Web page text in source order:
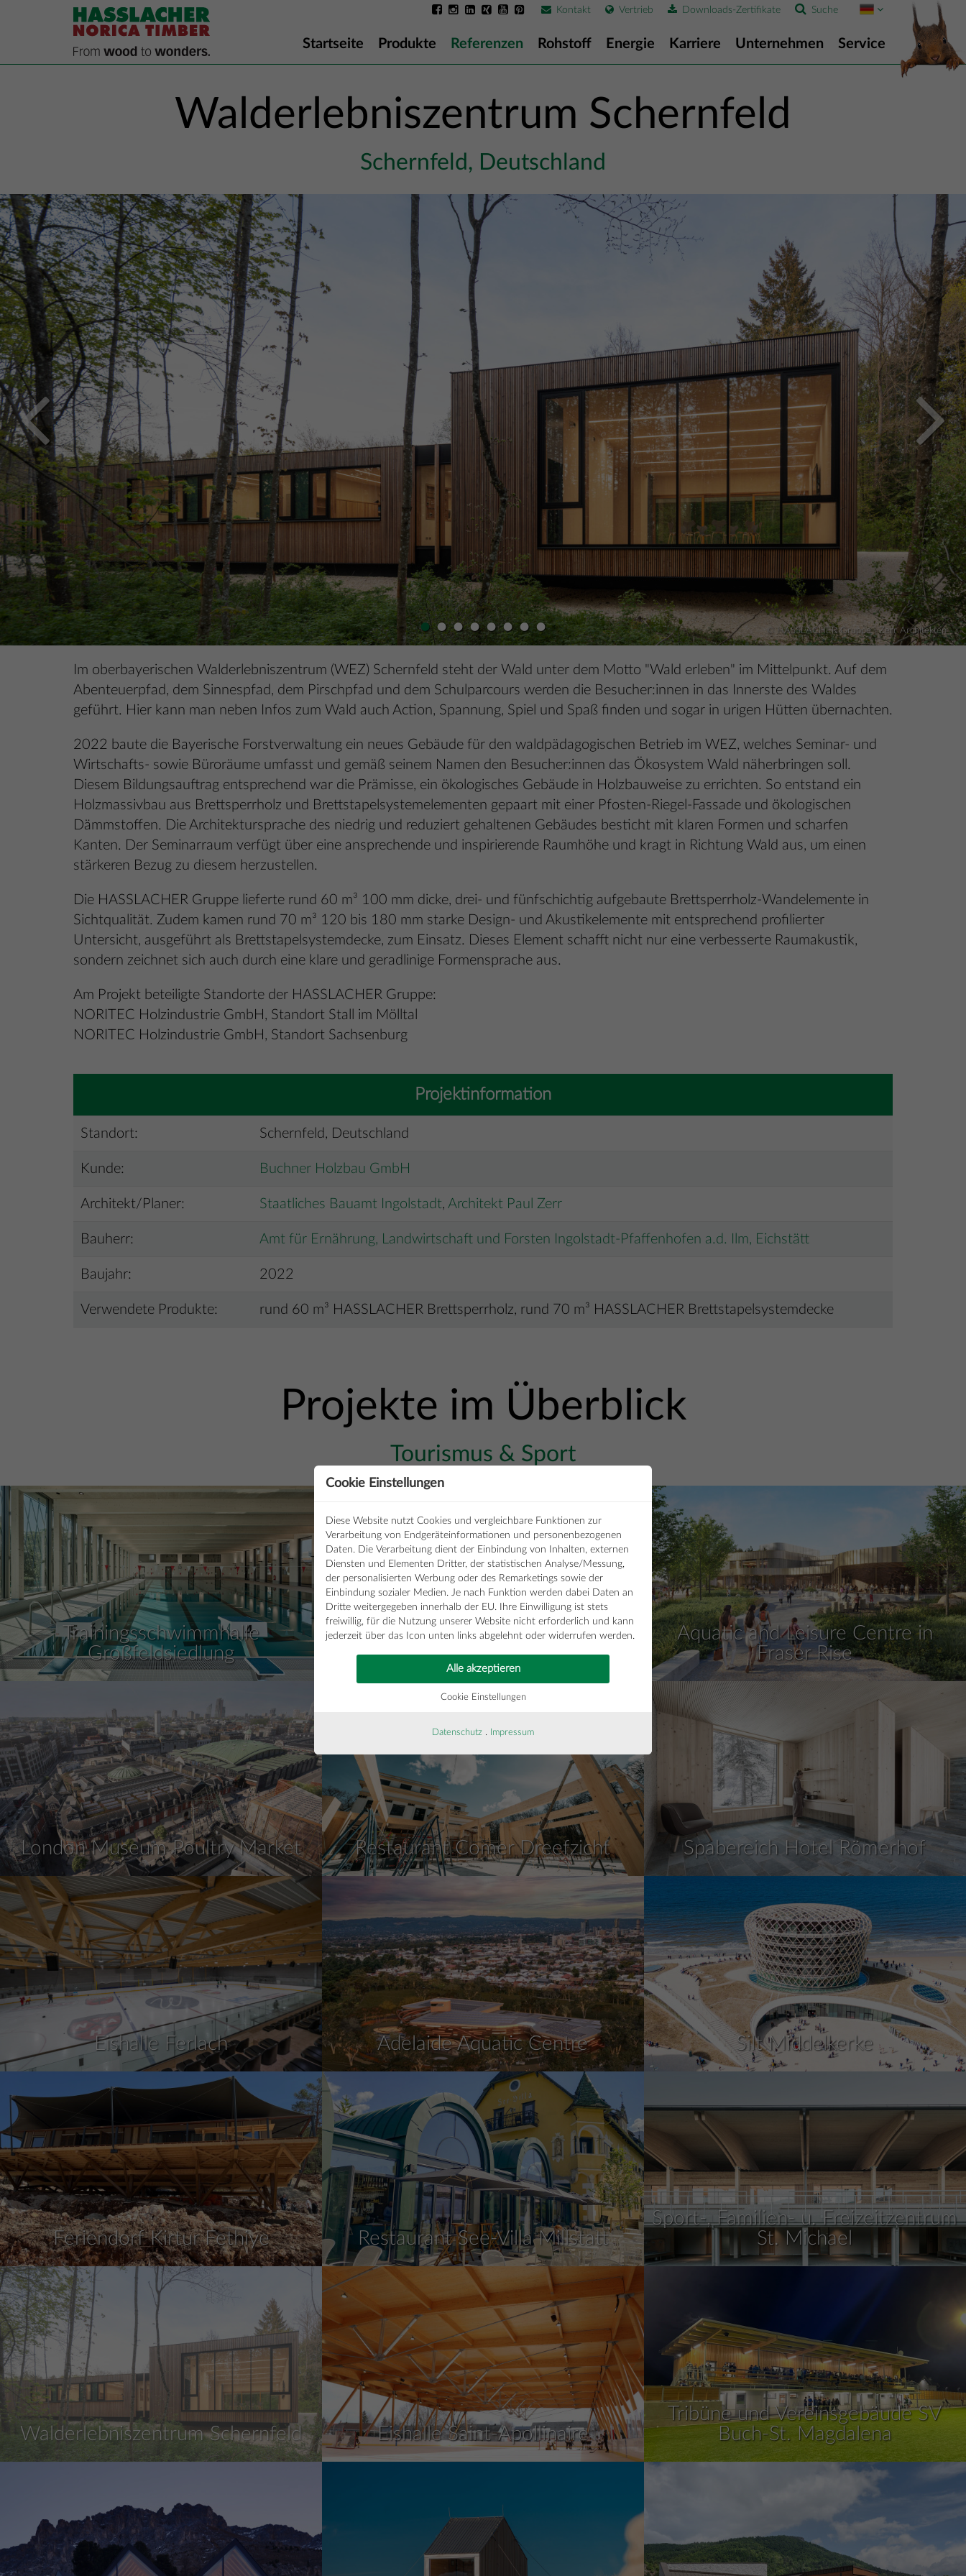
Startseite Produkte Referenzen Rohstoff Energie Karriere Unternehmen Service
Suche
Downloads-Zertifikate
Vertrieb
Kontakt
Walderlebniszentrum Schernfeld
Schernfeld, Deutschland
•••••••• © HASSLACHER Gruppe | Zerr Architekten
Im oberbayerischen Walderlebniszentrum (WEZ) Schernfeld steht der Wald unter dem Motto "Wald erleben" im Mittelpunkt. Auf dem
Abenteuerpfad, dem Sinnespfad, dem Pirschpfad und dem Schulparcours werden die Besucher:innen in das Innerste des Waldes
geführt. Hier kann man neben Infos zum Wald auch Action, Spannung, Spiel und Spaß finden und sogar in urigen Hütten übernachten.
2022 baute die Bayerische Forstverwaltung ein neues Gebäude für den waldpädagogischen Betrieb im WEZ, welches Seminar- und
Wirtschafts- sowie Büroräume umfasst und gemäß seinem Namen den Besucher:innen das Ökosystem Wald näherbringen soll.
Diesem Bildungsauftrag entsprechend war die Prämisse, ein ökologisches Gebäude in Holzbauweise zu errichten. So entstand ein
Holzmassivbau aus Brettsperrholz und Brettstapelsystemelementen gepaart mit einer Pfosten-Riegel-Fassade und ökologischen
Dämmstoffen. Die Architektursprache des niedrig und reduziert gehaltenen Gebäudes besticht mit klaren Formen und scharfen
Kanten. Der Seminarraum verfügt über eine ansprechende und inspirierende Raumhöhe und kragt in Richtung Wald aus, um einen
stärkeren Bezug zu diesem herzustellen.
Die HASSLACHER Gruppe lieferte rund 60 m³ 100 mm dicke, drei- und fünfschichtig aufgebaute Brettsperrholz-Wandelemente in
Sichtqualität. Zudem kamen rund 70 m³ 120 bis 180 mm starke Design- und Akustikelemente mit entsprechend profilierter
Untersicht, ausgeführt als Brettstapelsystemdecke, zum Einsatz. Dieses Element schafft nicht nur eine verbesserte Raumakustik,
sondern zeichnet sich auch durch eine klare und geradlinige Formensprache aus.
Am Projekt beteiligte Standorte der HASSLACHER Gruppe:
NORITEC Holzindustrie GmbH, Standort Stall im Mölltal
NORITEC Holzindustrie GmbH, Standort Sachsenburg
Projektinformation
Standort: Schernfeld, Deutschland
Kunde: Buchner Holzbau GmbH
Architekt/Planer: Staatliches Bauamt Ingolstadt, Architekt Paul Zerr
Bauherr: Amt für Ernährung, Landwirtschaft und Forsten Ingolstadt-Pfaffenhofen a.d. Ilm, Eichstätt
Baujahr: 2022
Verwendete Produkte: rund 60 m³ HASSLACHER Brettsperrholz, rund 70 m³ HASSLACHER Brettstapelsystemdecke
Projekte im Überblick
Tourismus & Sport
Trainingsschwimmhalle
Großfeldsiedlung
Sporthalle Saint Sauveur
Aquatic and Leisure Centre in
Fraser Rise
London Museum Poultry Market Restaurant Comer Dreefzicht Spabereich Hotel Römerhof
Eishalle Ferlach Adelaide Aquatic Centre Silt Middelkerke
Feriendorf Kirtur Fethiye Restaurant See-Villa Millstatt
Sport-, Familien- u. Freizeitzentrum
St. Michael
Walderlebniszentrum Schernfeld Eishalle Saint-Apollinaire
Tribüne und Vereinsgebäude SV
Buch-St. Magdalena
Cookie Einstellungen
Diese Website nutzt Cookies und vergleichbare Funktionen zur
Verarbeitung von Endgeräteinformationen und personenbezogenen
Daten. Die Verarbeitung dient der Einbindung von Inhalten, externen
Diensten und Elementen Dritter, der statistischen Analyse/Messung,
der personalisierten Werbung oder des Remarketings sowie der
Einbindung sozialer Medien. Je nach Funktion werden dabei Daten an
Dritte weitergegeben innerhalb der EU. Ihre Einwilligung ist stets
freiwillig, für die Nutzung unserer Website nicht erforderlich und kann
jederzeit über das Icon unten links abgelehnt oder widerrufen werden.
Cookie Einstellungen
Alle akzeptieren
Datenschutz . Impressum